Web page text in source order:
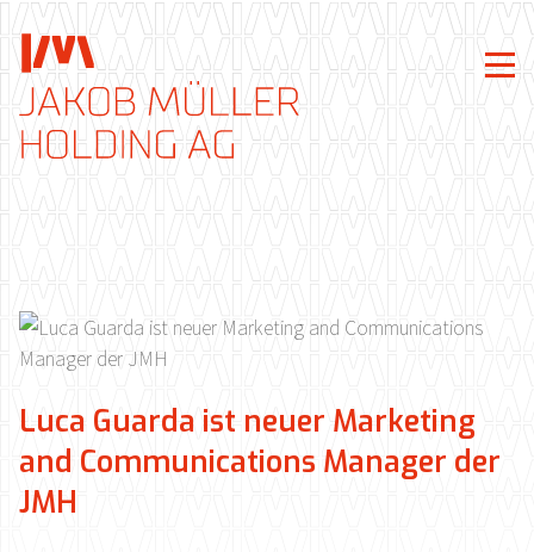
Luca Guarda ist neuer Marketing
and Communications Manager der
JMH